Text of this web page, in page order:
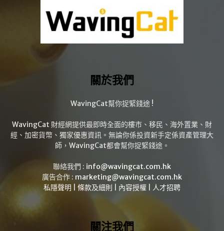
關於我們
WavingCat幫你捉緊錢途 !
WavingCat 財經網提供最即時全面的樓市、移民、海外置業、財
經、加密貨幣、獨家優惠資訊。無論你係投資新手定係資產管理大
師，WavingCat都會幫你捉緊錢途。
聯絡我們 : info@wavingcat.com.hk
廣告合作 : marketing@wavingcat.com.hk
私隱聲明
條款及細則 內容授權 人才招聘
關注我們